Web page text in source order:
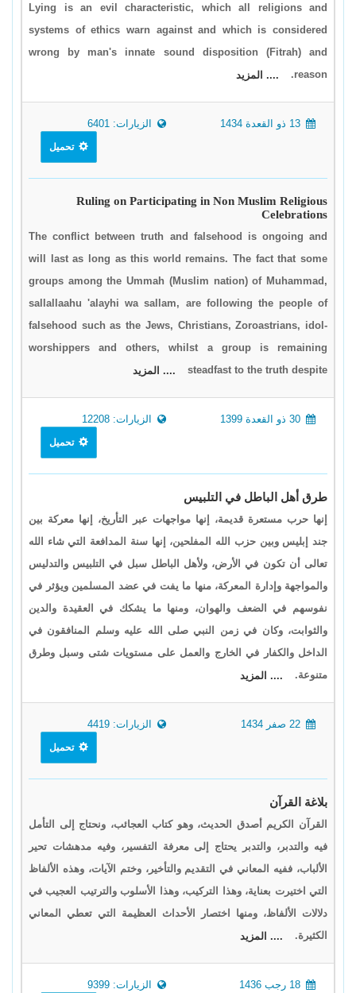
Lying is an evil characteristic, which all religions and
systems of ethics warn against and which is considered
wrong by man's innate sound disposition (Fitrah) and
reason.
.... المزيد
الزيارات: 6401
تحميل
Ruling on Participating in Non Muslim Religious
Celebrations
The conflict between truth and falsehood is ongoing and
will last as long as this world remains. The fact that some
groups among the Ummah (Muslim nation) of Muhammad,
sallallaahu 'alayhi wa sallam, are following the people of
falsehood such as the Jews, Christians, Zoroastrians, idol-
worshippers and others, whilst a group is remaining
steadfast to the truth despite
.... المزيد
الزيارات: 12208
تحميل
طرق أهل الباطل في التلبيس
إنها حرب مستعرة قديمة، إنها مواجهات عبر التأريخ، إنها معركة بين
جند إبليس وبين حزب الله المفلحين، إنها سنة المدافعة التي شاء الله
تعالى أن تكون في الأرض، ولأهل الباطل سبل في التلبيس والتدليس
والمواجهة وإدارة المعركة، منها ما يفت في عضد المسلمين ويؤثر في
نفوسهم في الضعف والهوان، ومنها ما يشكك في العقيدة والدين
والثوابت، وكان في زمن النبي صلى الله عليه وسلم المنافقون في
الداخل والكفار في الخارج والعمل على مستويات شتى وسبل وطرق
متنوعة.
.... المزيد
الزيارات: 4419
تحميل
بلاغة القرآن
القرآن الكريم أصدق الحديث، وهو كتاب العجائب، ونحتاج إلى التأمل
فيه والتدبر، والتدبر يحتاج إلى معرفة التفسير، وفيه مدهشات تحير
الألباب، ففيه المعاني في التقديم والتأخير، وختم الآيات، وهذه الألفاظ
التي اختيرت بعناية، وهذا التركيب، وهذا الأسلوب والترتيب العجيب في
دلالات الألفاظ، ومنها اختصار الأحداث العظيمة التي تعطي المعاني
الكثيرة.
.... المزيد
الزيارات: 9399